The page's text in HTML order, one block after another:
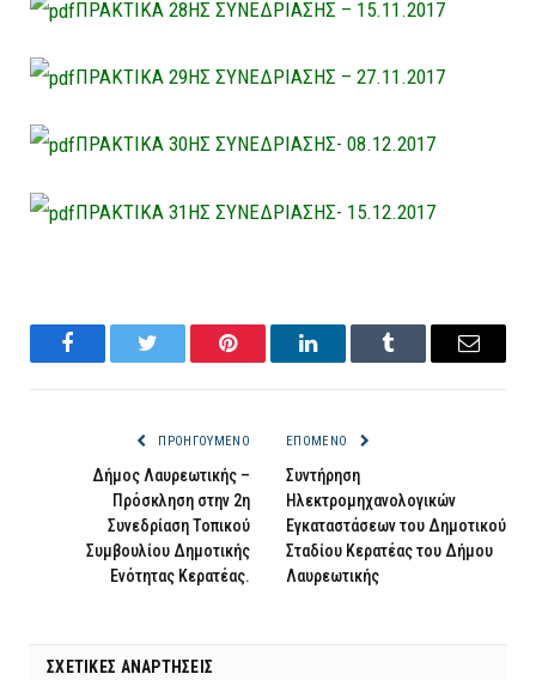
ΠΡΑΚΤΙΚΑ 28ΗΣ ΣΥΝΕΔΡΙΑΣΗΣ – 15.11.2017
ΠΡΑΚΤΙΚΑ 29ΗΣ ΣΥΝΕΔΡΙΑΣΗΣ – 27.11.2017
ΠΡΑΚΤΙΚΑ 30ΗΣ ΣΥΝΕΔΡΙΑΣΗΣ- 08.12.2017
ΠΡΑΚΤΙΚΑ 31ΗΣ ΣΥΝΕΔΡΙΑΣΗΣ- 15.12.2017
FacebookTwitter Pinterest LinkedInTumblr Email
ΠΡΟΗΓΟΎΜΕΝΟ
Δήμος Λαυρεωτικής –
Πρόσκληση στην 2η
Συνεδρίαση Τοπικού
Συμβουλίου Δημοτικής
Ενότητας Κερατέας.
ΕΠΌΜΕΝΟ
Συντήρηση
Ηλεκτρομηχανολογικών
Εγκαταστάσεων του Δημοτικού
Σταδίου Κερατέας του Δήμου
Λαυρεωτικής
ΣΧΕΤΙΚΈΣ ΑΝΑΡΤΉΣΕΙΣ